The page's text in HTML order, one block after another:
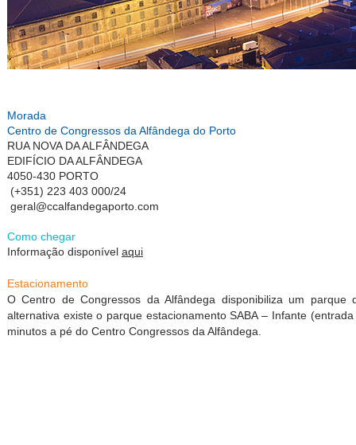
Morada
Centro de Congressos da Alfândega do Porto
RUA NOVA DA ALFÂNDEGA
EDIFÍCIO DA ALFÂNDEGA
4050-430 PORTO
(+351) 223 403 000/24
geral@ccalfandegaporto.com
Como chegar
Informação disponível aqui
Estacionamento
O Centro de Congressos da Alfândega disponibiliza um
alternativa existe o parque estacionamento SABA – Infante
minutos a pé do Centro Congressos da Alfândega.